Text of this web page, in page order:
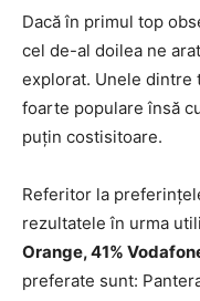
Dacă în primul top
cel de-al doilea ne
explorat. Unele dintre
foarte populare însă
puțin costisitoare.
Referitor la
rezultatele în urma
Orange, 41%
preferate sunt: